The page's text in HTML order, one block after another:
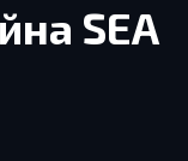
SEA